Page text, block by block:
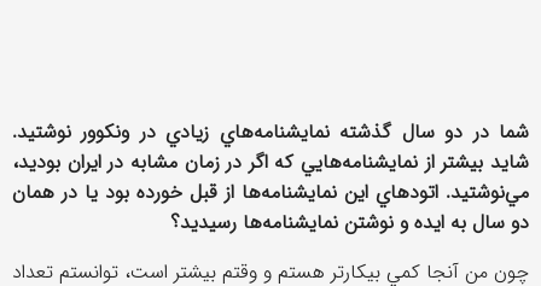
شما در دو سال گذشته نمايشنامه‌هاي زيادي در ونكوور نوشتيد.
شايد بيشتر از نمايشنامه‌هايي كه اگر در زمان مشابه در ايران بوديد،
مي‌نوشتيد. اتودهاي اين نمايشنامه‌ها از قبل خورده بود يا در همان
دو سال به ايده و نوشتن نمايشنامه‌ها رسيديد؟
چون من آنجا كمي بيكارتر هستم و وقتم بيشتر است، ‌توانستم تعداد